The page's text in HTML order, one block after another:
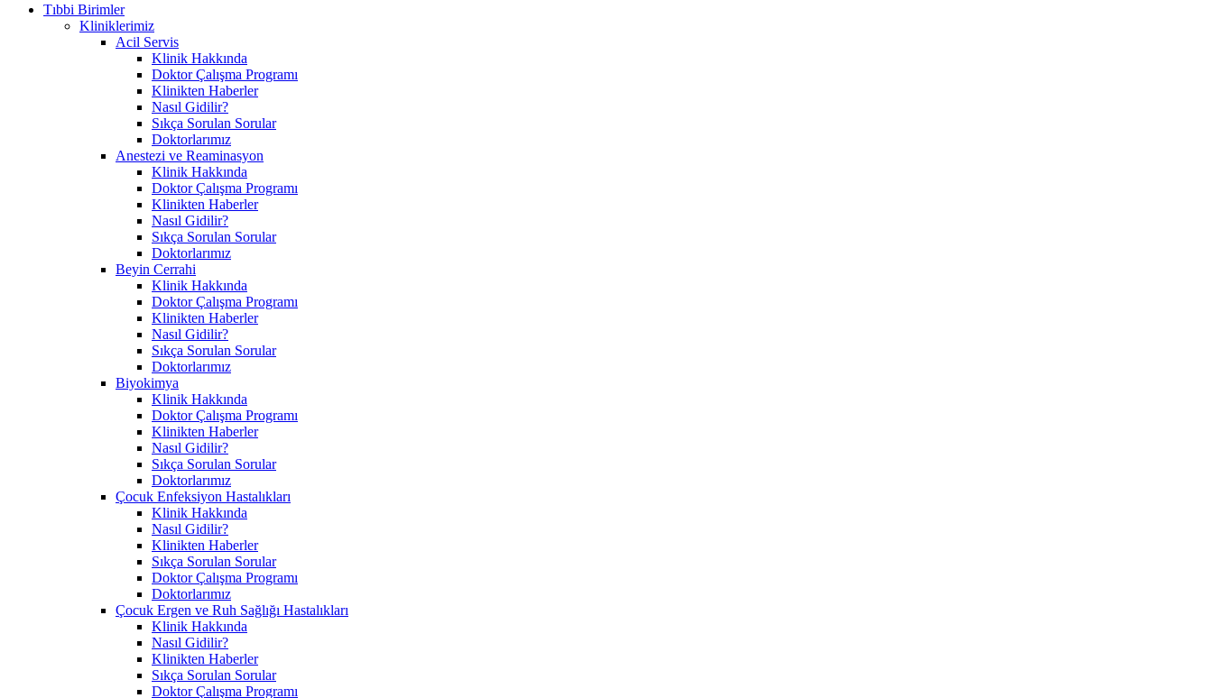
Tıbbi Birimler
Kliniklerimiz
Acil Servis
Klinik Hakkında
Doktor Çalışma Programı
Klinikten Haberler
Nasıl Gidilir?
Sıkça Sorulan Sorular
Doktorlarımız
Anestezi ve Reaminasyon
Klinik Hakkında
Doktor Çalışma Programı
Klinikten Haberler
Nasıl Gidilir?
Sıkça Sorulan Sorular
Doktorlarımız
Beyin Cerrahi
Klinik Hakkında
Doktor Çalışma Programı
Klinikten Haberler
Nasıl Gidilir?
Sıkça Sorulan Sorular
Doktorlarımız
Biyokimya
Klinik Hakkında
Doktor Çalışma Programı
Klinikten Haberler
Nasıl Gidilir?
Sıkça Sorulan Sorular
Doktorlarımız
Çocuk Enfeksiyon Hastalıkları
Klinik Hakkında
Nasıl Gidilir?
Klinikten Haberler
Sıkça Sorulan Sorular
Doktor Çalışma Programı
Doktorlarımız
Çocuk Ergen ve Ruh Sağlığı Hastalıkları
Klinik Hakkında
Nasıl Gidilir?
Klinikten Haberler
Sıkça Sorulan Sorular
Doktor Çalışma Programı